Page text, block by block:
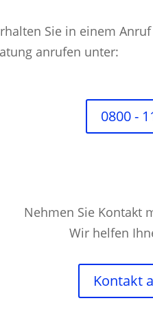
Sie in einem
anrufen unter:
0800 -
Nehmen Sie Kontakt
Wir helfen
Kontakt